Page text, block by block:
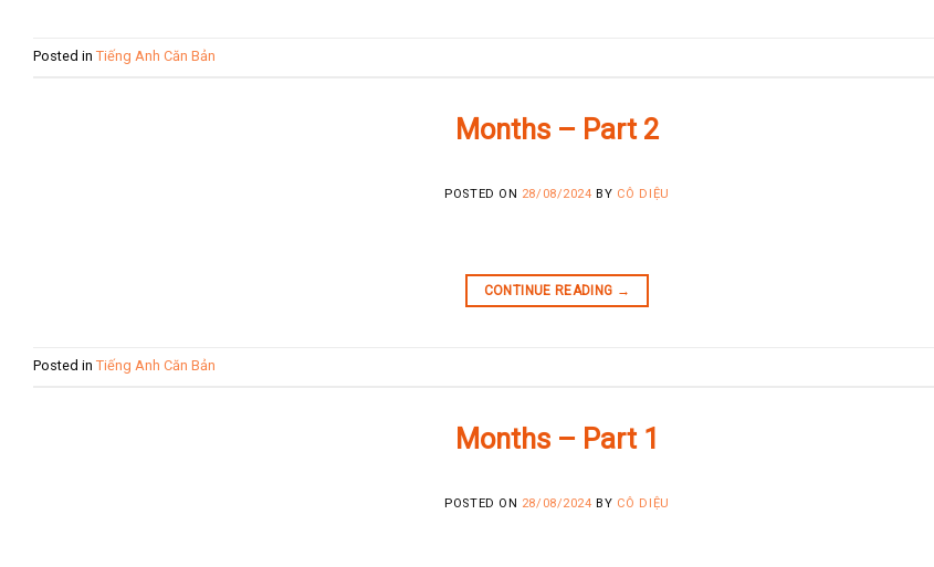
Posted in Tiếng Anh Căn Bản
Months – Part 2
POSTED ON 28/08/2024 BY CÔ DIỆU
CONTINUE READING →
Posted in Tiếng Anh Căn Bản
Months – Part 1
POSTED ON 28/08/2024 BY CÔ DIỆU